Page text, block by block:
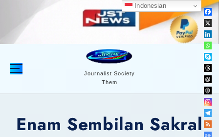
n
Journalist Society
Them
Enam Sembilan Sakral
Indonesian